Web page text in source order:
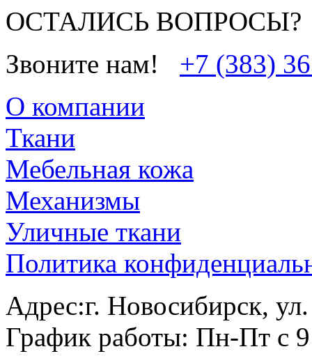
ОСТАЛИСЬ ВОПРОСЫ?
Звоните нам! +7 (383)
О компании
Ткани
Мебельная кожа
Механизмы
Уличные ткани
Политика
Адрес:г. Новосибирск,
График работы: Пн-Пт с